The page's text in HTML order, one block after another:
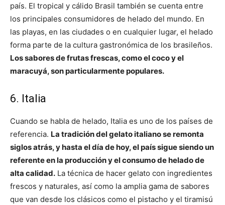
país. El tropical y cálido Brasil también se cuenta entre
los principales consumidores de helado del mundo. En
las playas, en las ciudades o en cualquier lugar, el helado
forma parte de la cultura gastronómica de los brasileños.
Los sabores de frutas frescas, como el coco y el
maracuyá, son particularmente populares.
6. Italia
Cuando se habla de helado, Italia es uno de los países de
referencia. La tradición del gelato italiano se remonta
siglos atrás, y hasta el día de hoy, el país sigue siendo un
referente en la producción y el consumo de helado de
alta calidad. La técnica de hacer gelato con ingredientes
frescos y naturales, así como la amplia gama de sabores
que van desde los clásicos como el pistacho y el tiramisú